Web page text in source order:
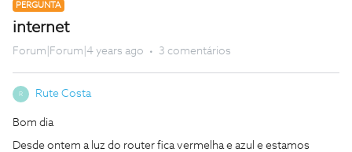
PERGUNTA
internet
Forum|Forum|4 years ago 3 comentários
R Rute Costa
Bom dia
Desde ontem a luz do router fica vermelha e azul e estamos